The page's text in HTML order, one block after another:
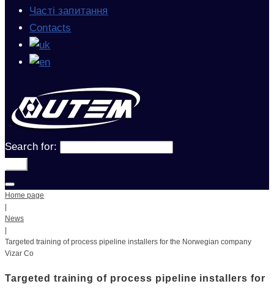
Часті запитання
Contacts
Search for:
Home page
News
Targeted training of process pipeline installers for the Norwegian company
Vizar Co
Targeted training of process pipeline installers for